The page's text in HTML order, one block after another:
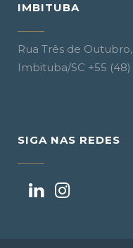
IMBITUBA
Rua Três de
Imbituba/SC +55 (48)
SIGA NAS REDES